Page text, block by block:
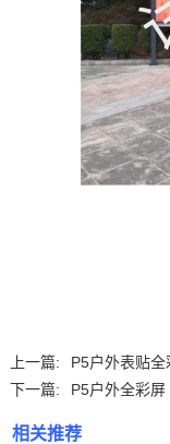
上一篇:
P5户外表贴全
下一篇:
P5户外全彩屏
相关推荐